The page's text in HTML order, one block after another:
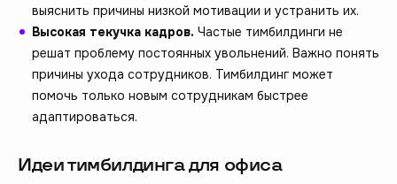
выяснить причины низкой мотивации и устранить их.
Высокая текучка кадров. Частые тимбилдинги не
решат проблему постоянных увольнений. Важно понять
причины ухода сотрудников. Тимбилдинг может
помочь только новым сотрудникам быстрее
адаптироваться.
Идеи тимбилдинга для офиса